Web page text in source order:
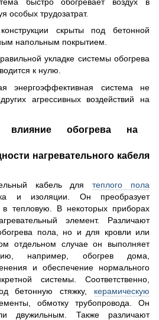
особых трудозатрат.
скрыты под бетонной
напольным покрытием.
укладке системы обогрева
к нулю.
энергоэффективная система не
агрессивных воздействий на
нагревательного кабеля
кабель длятеплого пола
и изоляции. Он преобразует
в тепловую. В некоторых приборах
элемент. Различают
пола, но и для кровли или
отдельном случае он выполняет
например, обогрев дома,
и обеспечение нормального
системы. Соответственно,
бетонную стяжку, керамическую
обмотку трубопровода. Он
двужильным. Также различают